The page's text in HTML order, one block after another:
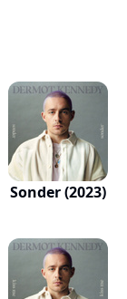
Sonder (2023)